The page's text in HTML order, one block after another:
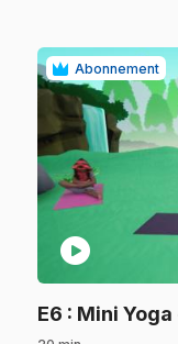
Abonnement
play_circle
E6 : Mini